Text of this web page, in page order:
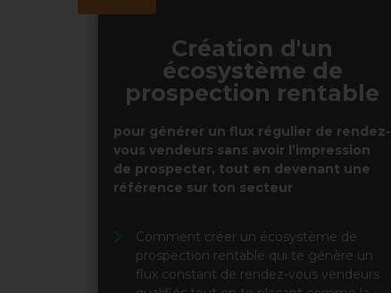
Création d'un
écosystème de
prospection rentable
pour générer un flux régulier de rendez-
vous vendeurs sans avoir l’impression
de prospecter, tout en devenant une
référence sur ton secteur
Comment créer un écosystème de
prospection rentable qui te génère un
flux constant de rendez-vous vendeurs